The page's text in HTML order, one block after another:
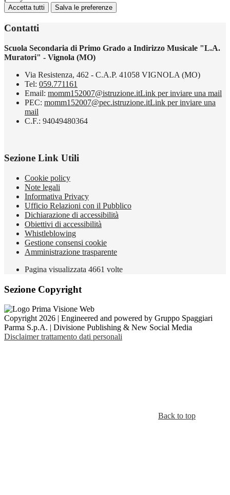
Accetta tutti Salva le preferenze
Contatti
Scuola Secondaria di Primo Grado a Indirizzo Musicale "L.A.
Muratori" - Vignola (MO)
Via Resistenza, 462 - C.A.P. 41058 VIGNOLA (MO)
Tel: 059.771161
Email: momm152007@istruzione.itLink per inviare una mail
PEC: momm152007@pec.istruzione.itLink per inviare una
mail
C.F.: 94049480364
Sezione Link Utili
Cookie policy
Note legali
Informativa Privacy
Ufficio Relazioni con il Pubblico
Dichiarazione di accessibilità
Obiettivi di accessibilità
Whistleblowing
Gestione consensi cookie
Amministrazione trasparente
Pagina visualizzata 4661 volte
Sezione Copyright
Copyright 2026 | Engineered and powered by Gruppo Spaggiari
Parma S.p.A. | Divisione Publishing & New Social Media
Disclaimer trattamento dati personali
Back to top